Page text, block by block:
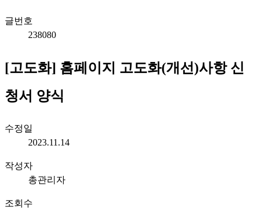
글번호
238080
[고도화] 홈페이지 고도화(개선)사항 신
청서 양식
수정일
2023.11.14
작성자
총관리자
조회수